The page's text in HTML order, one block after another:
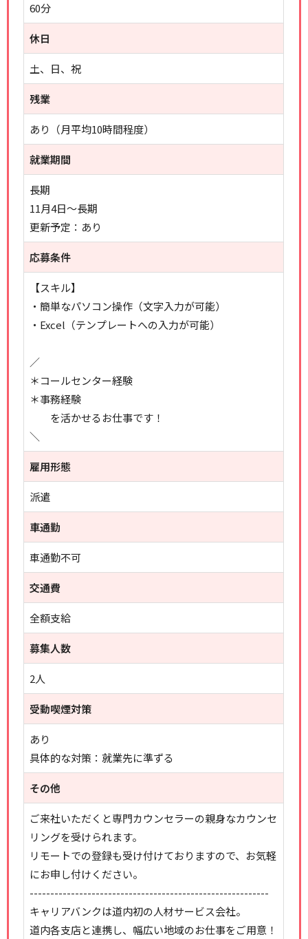
60分
休日
土、日、祝
残業
あり（月平均10時間程度）
就業期間
長期
11月4日～長期
更新予定：あり
応募条件
【スキル】
・簡単なパソコン操作（文字入力が可能）
・Excel（テンプレートへの入力が可能）
／
＊コールセンター経験
＊事務経験
を活かせるお仕事です！
＼
雇用形態
派遣
車通勤
車通勤不可
交通費
全額支給
募集人数
2人
受動喫煙対策
あり
具体的な対策：就業先に準ずる
その他
ご来社いただくと専門カウンセラーの親身なカウンセ
リングを受けられます。
リモートでの登録も受け付けておりますので、お気軽
にお申し付けください。
----------------------------------------------------------
キャリアバンクは道内初の人材サービス会社。
道内各支店と連携し、幅広い地域のお仕事をご用意！